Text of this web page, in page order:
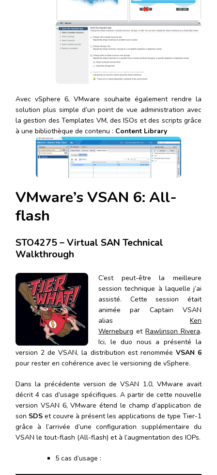
Avec vSphere 6, VMware souhaite également rendre la
solution plus simple d’un point de vue administration avec
la gestion des Templates VM, des ISOs et des scripts grâce
à une bibliothèque de contenu : Content Library
VMware’s VSAN 6: All-
flash
STO4275 – Virtual SAN Technical
Walkthrough
C’est peut-être la meilleure
session technique à laquelle j’ai
assisté. Cette session était
animée par Captain VSAN
alias Ken
Werneburg et Rawlinson Rivera.
Ici, le duo nous a présenté la
version 2 de VSAN, la distribution est renommée VSAN 6
pour rester en cohérence avec le versioning de vSphere.
Dans la précédente version de VSAN 1.0, VMware avait
décrit 4 cas d’usage spécifiques. A partir de cette nouvelle
version VSAN 6, VMware étend le champ d’application de
son SDS et couvre à présent les applications de type Tier-1
grâce à l’arrivée d’une configuration supplémentaire du
VSAN le tout-flash (All-flash) et à l’augmentation des IOPs.
5 cas d’usage :